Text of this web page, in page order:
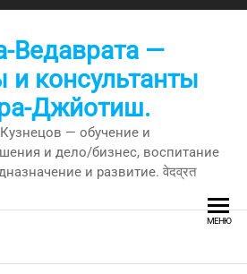
Ведаврата —
и консультанты
Джйотиш.
— обучение и
и дело/бизнес, воспитание
и развитие. वेदव्रत
МЕНЮ